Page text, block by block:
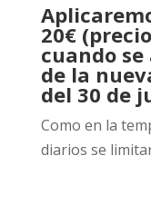
20€
cuando
de la
del 30 de
Como en la
diarios se